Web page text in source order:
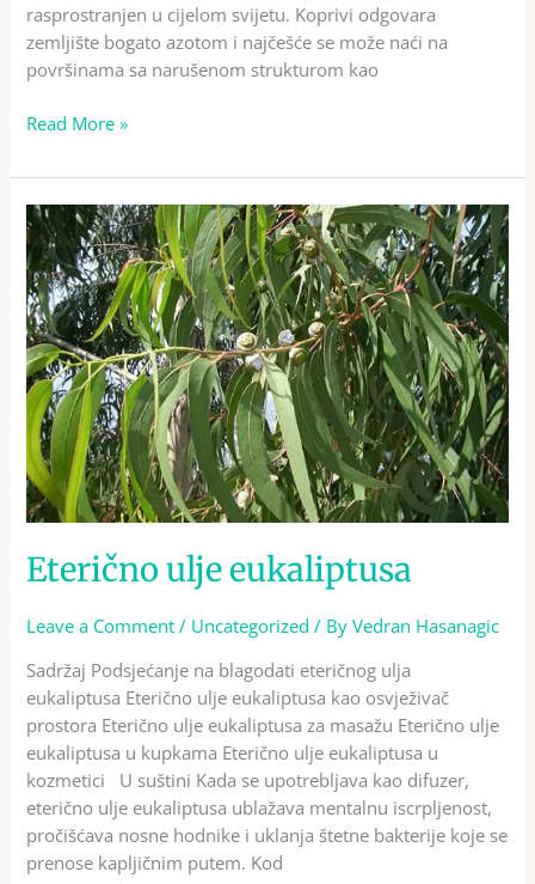
rasprostranjen u cijelom svijetu. Koprivi odgovara
zemljište bogato azotom i najčešće se može naći na
površinama sa narušenom strukturom kao
Read More »
Eterično ulje eukaliptusa
Leave a Comment / Uncategorized / ByVedran Hasanagic
Sadržaj Podsjećanje na blagodati eteričnog ulja
eukaliptusa Eterično ulje eukaliptusa kao osvježivač
prostora Eterično ulje eukaliptusa za masažu Eterično ulje
eukaliptusa u kupkama Eterično ulje eukaliptusa u
kozmetici U suštini Kada se upotrebljava kao difuzer,
eterično ulje eukaliptusa ublažava mentalnu iscrpljenost,
pročišćava nosne hodnike i uklanja štetne bakterije koje se
prenose kapljičnim putem. Kod
Eterično
ulje
eukaliptusa